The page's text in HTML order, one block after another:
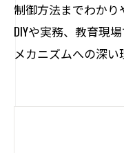
制御方法までわかり
DIYや実務、教育現
メカニズムへの深い